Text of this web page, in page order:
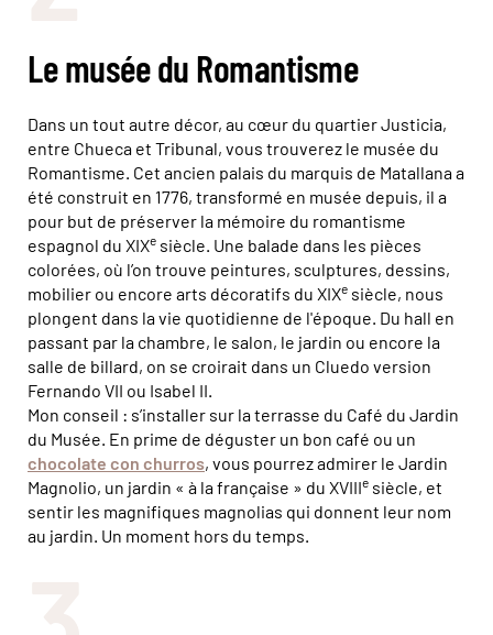
Le musée du Romantisme
Dans un tout autre décor, au cœur du quartier Justicia,
entre Chueca et Tribunal, vous trouverez le musée du
Romantisme. Cet ancien palais du marquis de Matallana a
été construit en 1776, transformé en musée depuis, il a
pour but de préserver la mémoire du romantisme
espagnol du XIXe siècle. Une balade dans les pièces
colorées, où l’on trouve peintures, sculptures, dessins,
mobilier ou encore arts décoratifs du XIXe siècle, nous
plongent dans la vie quotidienne de l'époque. Du hall en
passant par la chambre, le salon, le jardin ou encore la
salle de billard, on se croirait dans un Cluedo version
Fernando VII ou Isabel II.
Mon conseil : s’installer sur la terrasse du Café du Jardin
du Musée. En prime de déguster un bon café ou un
chocolate con churros, vous pourrez admirer le Jardin
Magnolio, un jardin « à la française » du XVIIIe siècle, et
sentir les magnifiques magnolias qui donnent leur nom
au jardin. Un moment hors du temps.